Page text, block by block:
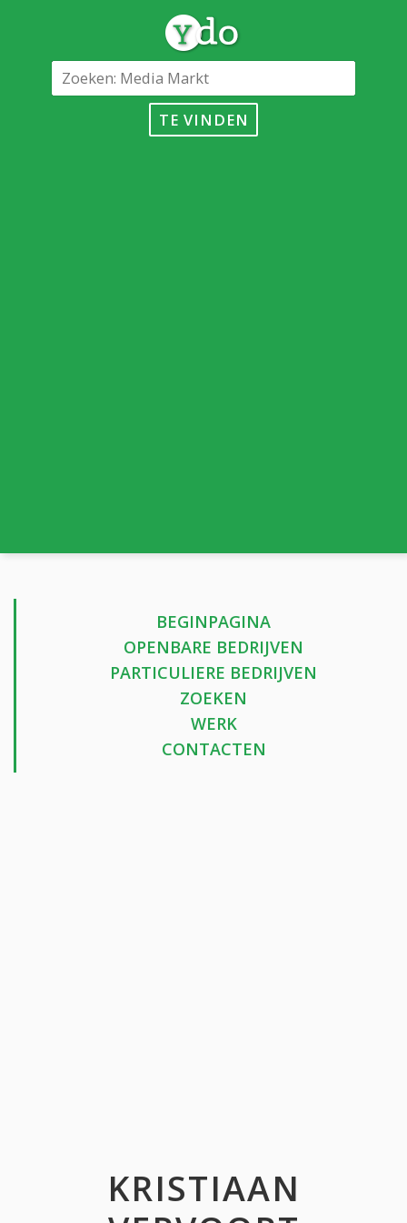
TE VINDEN
BEGINPAGINA
OPENBARE BEDRIJVEN
PARTICULIERE BEDRIJVEN
ZOEKEN
WERK
CONTACTEN
KRISTIAAN